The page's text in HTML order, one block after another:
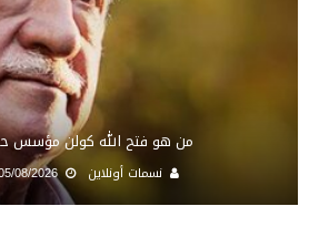
من هو فتح الله كولن مؤسس
نسمات أونلاين 08/2026